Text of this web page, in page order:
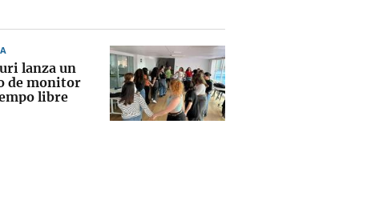
lanza un
de monitor
libre